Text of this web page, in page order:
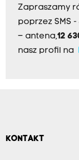
Zapraszamy
poprzez SMS -
– antena,12
nasz profil na
KONTAKT